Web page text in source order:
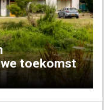
toekomst